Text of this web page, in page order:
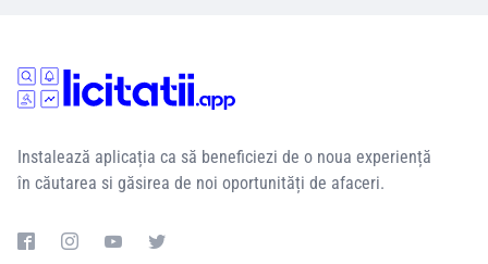
Instalează aplicația ca să beneficiezi de o noua experiență
în căutarea si găsirea de noi oportunități de afaceri.